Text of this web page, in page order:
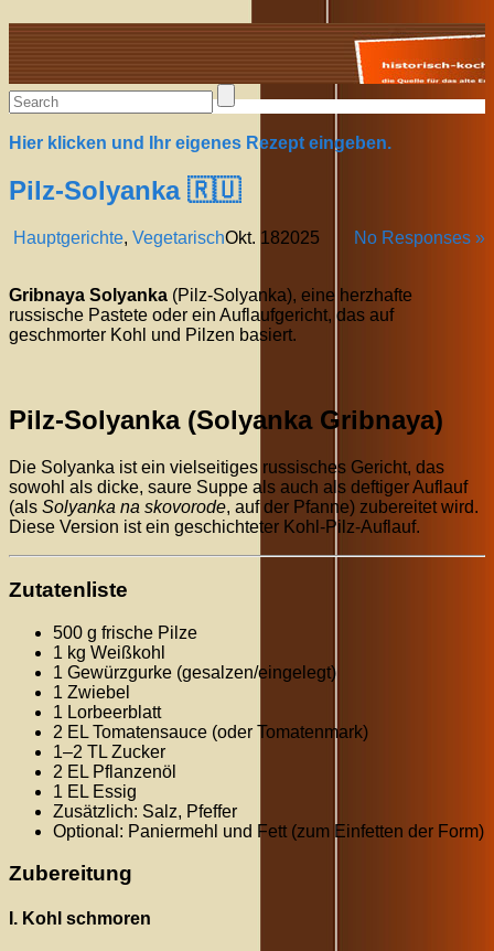
Alte Rezepte online
Hier klicken und Ihr eigenes Rezept eingeben.
Pilz-Solyanka 🇷🇺
Hauptgerichte, Vegetarisch No Responses »
Okt. 182025
Gribnaya Solyanka (Pilz-Solyanka), eine herzhafte
russische Pastete oder ein Auflaufgericht, das auf
geschmorter Kohl und Pilzen basiert.
Pilz-Solyanka (Solyanka Gribnaya)
Die Solyanka ist ein vielseitiges russisches Gericht, das
sowohl als dicke, saure Suppe als auch als deftiger Auflauf
(als Solyanka na skovorode, auf der Pfanne) zubereitet wird.
Diese Version ist ein geschichteter Kohl-Pilz-Auflauf.
Zutatenliste
500 g frische Pilze
1 kg Weißkohl
1 Gewürzgurke (gesalzen/eingelegt)
1 Zwiebel
1 Lorbeerblatt
2 EL Tomatensauce (oder Tomatenmark)
1–2 TL Zucker
2 EL Pflanzenöl
1 EL Essig
Zusätzlich: Salz, Pfeffer
Optional: Paniermehl und Fett (zum Einfetten der Form)
Zubereitung
I. Kohl schmoren